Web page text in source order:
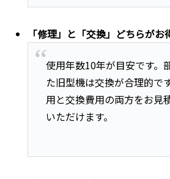
「修理」と「交換」どちらがお
使用年数10年が目安です。
た旧型機は交換が合理的で
用と交換費用の両方をお見
いただけます。